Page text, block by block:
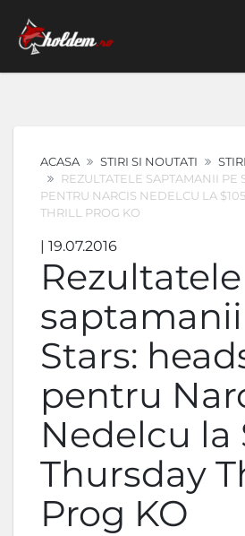
ACASA STIRI SI NOUTATI
STIRI
REZULTATELE SAPTAMANII PE
PENTRU NARCIS NEDELCU LA
THRILL PROG KO
| 19.07.2016
Rezultatele
Stars:
pentru
Nedelcu la
Thursday
Prog KO